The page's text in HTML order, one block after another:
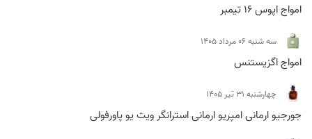
امواج اپوس 16 تیمبر
سه شنبه 06 مرداد 1405
امواج اگزیستنس
چهارشنبه 31 تیر 1405
جورجیو ارمانی امپریو ارمانی استرانگر ویت یو پاورفولی